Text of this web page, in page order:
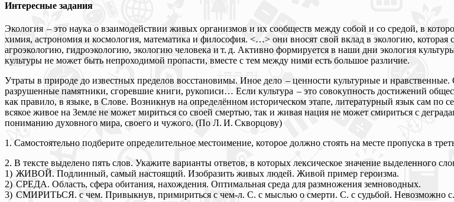
Интересные задания
Экология – это наука о взаимодействии живых организмов и их сообществ между собой и со средой, в
химия, астрономия и космология, математика и философия. <…> они вносят свой вклад в экологию,
агроэкологию, гидроэкологию, экологию человека и т. д. Активно формируется в наши дни экология
культуры не может быть непроходимой пропасти, вместе с тем между ними есть большое различие.
Утраты в природе до известных пределов восстановимы. Иное дело – ценности культурные и
разрушенные памятники, сгоревшие книги, рукописи… Если культура – это совокупность достижений
как правило, в языке, в Слове. Возникнув на определённом историческом этапе, литературный язык сам по
всякое живое на Земле не может мириться со своей смертью, так и живая нация не может смириться с
пониманию духовного мира, своего и чужого. (По Л. И. Скворцову)
1. Самостоятельно подберите определительное местоимение, которое должно стоять на месте пропуска в
2. В тексте выделено пять слов. Укажите варианты ответов, в которых лексическое значение выделенного
1) ЖИВОЙ. Подлинный, самый настоящий. Изобразить живых людей. Живой пример героизма.
2) СРЕДА. Область, сфера обитания, нахождения. Оптимальная среда для размножения земноводных.
3) СМИРИТЬСЯ. с чем. Привыкнув, примириться с чем-л. С. с мыслью о смерти. С. с судьбой. Невозможно с.